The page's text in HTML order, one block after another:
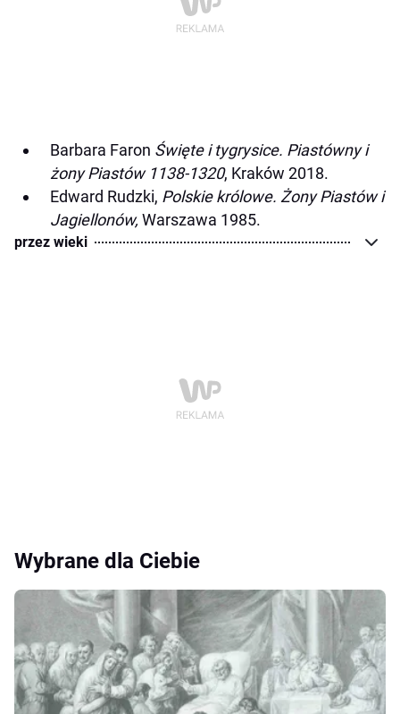
Barbara Faron Święte i tygrysice. Piastówny i
żony Piastów 1138-1320, Kraków 2018.
Edward Rudzki, Polskie królowe. Żony Piastów i
Jagiellonów, Warszawa 1985.
przez wieki
Wybrane dla Ciebie